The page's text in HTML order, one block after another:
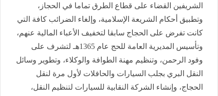
الشريفين القضاء على قطاع الطرق تماما في الحجاز،
وتطبيق أحكام الشريعة الإسلامية، وإلغاء الضرائب كافة التي
كانت تفرض على الحجاج سابقا لتخفيف الأعباء المالية عنهم،
وتأسيس المديرية العامة للحج عام 1365هـ لتشرف على
وفود الرحمن، وتنظيم مهنة الطوافة والوكلاء، وتطوير وسائل
النقل البري بجلب السيارات والحافلات لأول مرة لنقل
الحجاج، وإنشاء الشركة النقابية للسيارات لتنظيم النقل،